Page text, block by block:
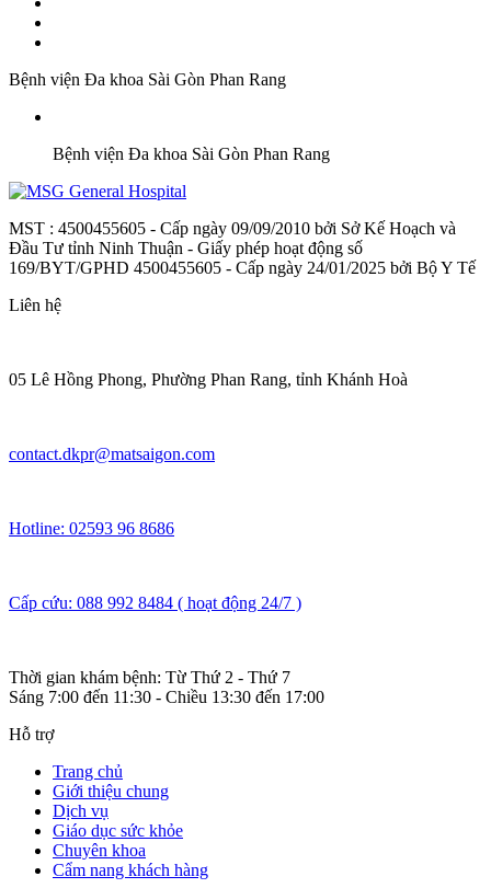
Bệnh viện Đa khoa Sài Gòn Phan Rang
Bệnh viện Đa khoa Sài Gòn Phan Rang
MST : 4500455605 - Cấp ngày 09/09/2010 bởi Sở Kế Hoạch và
Đầu Tư tỉnh Ninh Thuận - Giấy phép hoạt động số
169/BYT/GPHD 4500455605 - Cấp ngày 24/01/2025 bởi Bộ Y Tế
Liên hệ
05 Lê Hồng Phong, Phường Phan Rang, tỉnh Khánh Hoà
contact.dkpr@matsaigon.com
Hotline: 02593 96 8686
Cấp cứu: 088 992 8484 ( hoạt động 24/7 )
Thời gian khám bệnh: Từ Thứ 2 - Thứ 7
Sáng 7:00 đến 11:30 - Chiều 13:30 đến 17:00
Hỗ trợ
Trang chủ
Giới thiệu chung
Dịch vụ
Giáo dục sức khỏe
Chuyên khoa
Cẩm nang khách hàng